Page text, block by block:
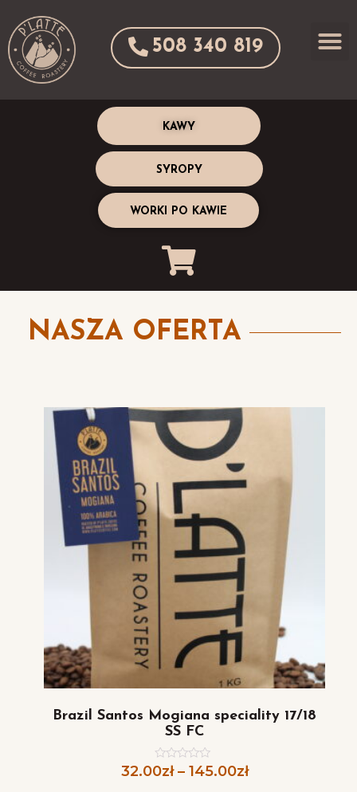
508 340 819
KAWY
SYROPY
WORKI PO KAWIE
NASZA OFERTA
Brazil Santos Mogiana speciality 17/18
SS FC
Oceniono
0
32.00zł– 145.00zł